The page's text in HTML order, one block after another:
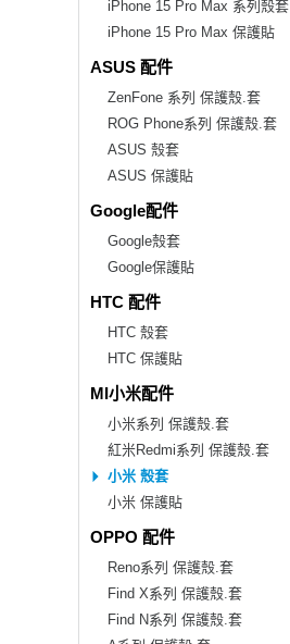
iPhone 15 Pro Max 系列殼套
iPhone 15 Pro Max 保護貼
ASUS 配件
ZenFone 系列 保護殼.套
ROG Phone系列 保護殼.套
ASUS 殼套
ASUS 保護貼
Google配件
Google殼套
Google保護貼
HTC 配件
HTC 殼套
HTC 保護貼
MI小米配件
小米系列 保護殼.套
紅米Redmi系列 保護殼.套
小米 殼套
小米 保護貼
OPPO 配件
Reno系列 保護殼.套
Find X系列 保護殼.套
Find N系列 保護殼.套